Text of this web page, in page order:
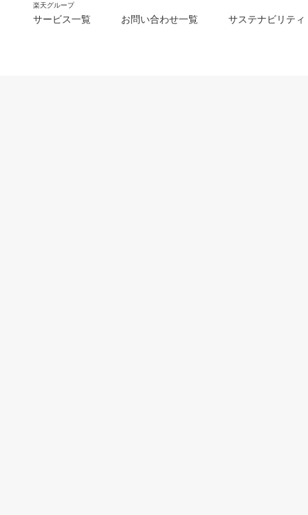
楽天グループ
サービス一覧 お問い合わせ一覧 サステナビリティ